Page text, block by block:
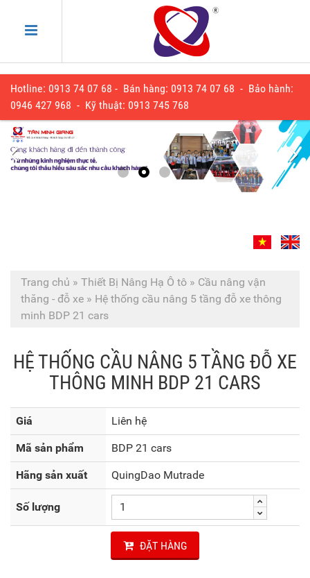
Hotline: 0913 74 07 68 - Bán hàng: 0913 74 07 68 - Bảo hành:
0946 427 968 - Kỹ thuật: 0913 745 768
Trang chủ » Thiết Bị Nâng Hạ Ô tô » Cầu nâng vận
thăng - đỗ xe » Hệ thống cầu nâng 5 tầng đỗ xe thông
minh BDP 21 cars
HỆ THỐNG CẦU NÂNG 5 TẦNG ĐỖ XE
THÔNG MINH BDP 21 CARS
Giá Liên hệ
Mã sản phẩm BDP 21 cars
Hãng sản xuất QuingDao Mutrade
Số lượng
ĐẶT HÀNG